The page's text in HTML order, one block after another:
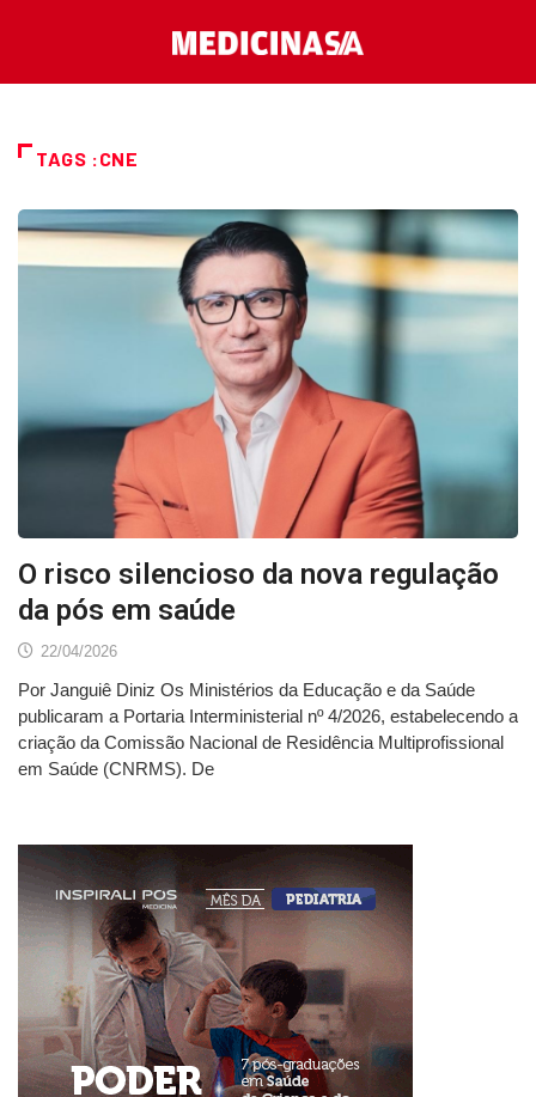
TAGS :CNE
O risco silencioso da nova regulação
da pós em saúde
22/04/2026
Por Janguiê Diniz Os Ministérios da Educação e da Saúde
publicaram a Portaria Interministerial nº 4/2026, estabelecendo a
criação da Comissão Nacional de Residência Multiprofissional
em Saúde (CNRMS). De